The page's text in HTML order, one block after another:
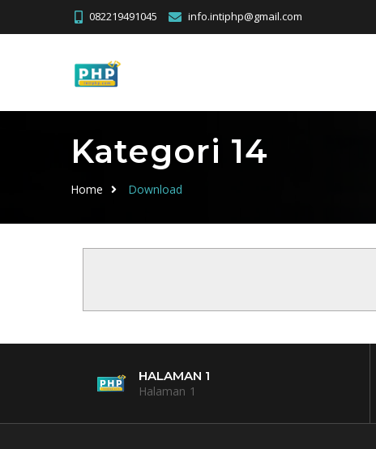
082219491045 info.intiphp@gmail.com
Kategori 14
Home Download
HALAMAN 1
Halaman 1